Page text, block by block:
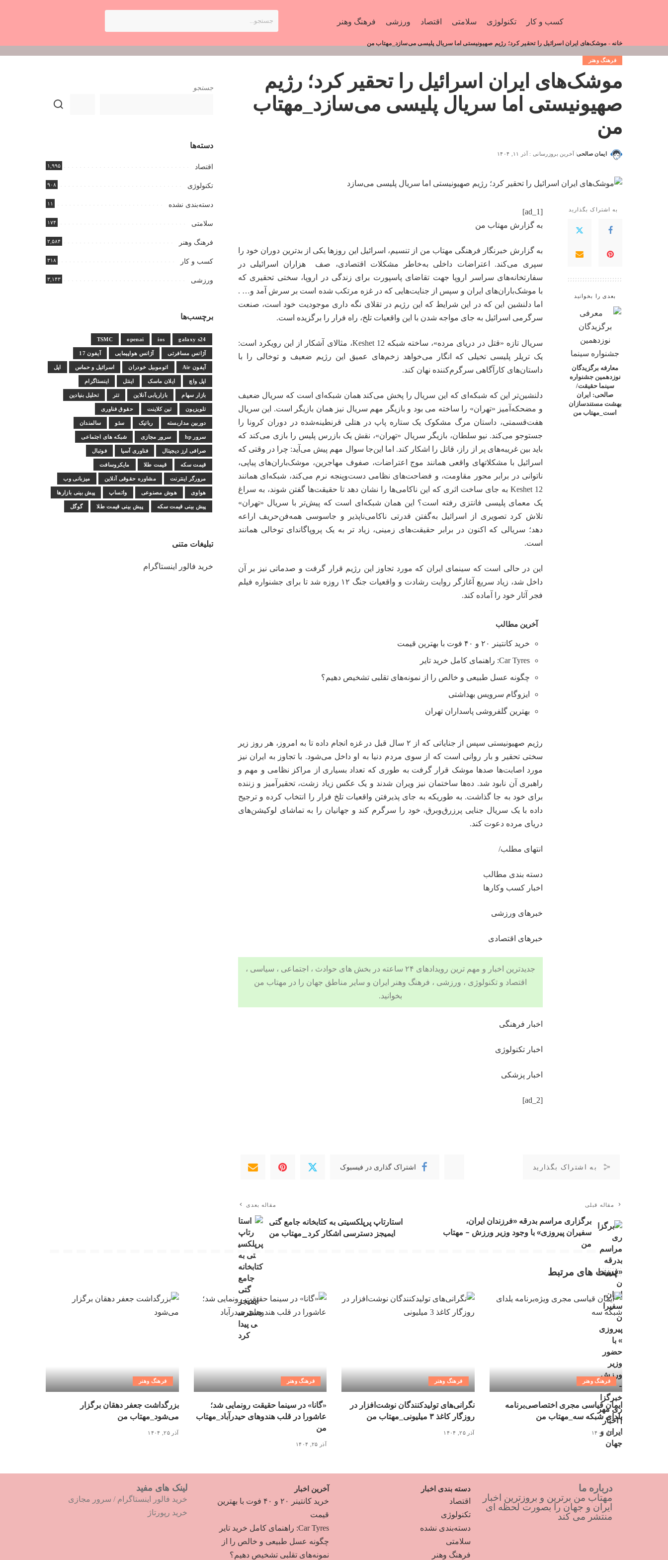
کسب و کار تکنولوژی سلامتی اقتصاد ورزشی فرهنگ وهنر
خانه - موشک‌های ایران اسرائیل را تحقیر کرد؛ رژیم صهیونیستی اما سریال پلیسی می‌سازد_مهتاب من
فرهنگ وهنر
موشک‌های ایران اسرائیل را تحقیر کرد؛ رژیم
صهیونیستی اما سریال پلیسی می‌سازد_مهتاب
من
ایمان صالحی آخرین بروزرسانی : آذر ۱۱, ۱۴۰۴
به اشتراک بگذارید
بعدی را بخوانید
معارفه برگزیدگان
نوزدهمین جشنواره
سینما حقیقت/
صالحی: ایران
بهشت مستندسازان
است_مهتاب من
[ad_1]
به گزارش مهتاب من
به گزارش خبرنگار فرهنگی مهتاب من از تنسیم، اسرائیل این روزها یکی از بدترین دوران خود را
سپری می‌کند. اعتراضات داخلی به‌خاطر مشکلات اقتصادی، صف هزاران اسرائیلی در
سفارتخانه‌های سراسر اروپا جهت تقاضای پاسپورت برای زندگی در اروپا، سختی تحقیری که
با موشک‌باران‌های ایران و سپس از جنایت‌هایی که در غزه مرتکب شده است بر سرش آمد و… .
اما دلنشین این که در این شرایط که این رژیم در تقلای نگه داری موجودیت خود است، صنعت
سرگرمی اسرائیل به جای مواجه شدن با این واقعیات تلخ، راه فرار را برگزیده است.
سریال تازه «قتل در دریای مرده»، ساخته شبکه Keshet 12، مثالای آشکار از این رویکرد است:
یک تریلر پلیسی تخیلی که انگار می‌خواهد زخم‌های عمیق این رژیم ضعیف و توخالی را با
داستان‌های کارآگاهی سرگرم‌کننده نهان کند.
دلنشین‌تر این که شبکه‌ای که این سریال را پخش می‌کند همان شبکه‌ای است که سریال ضعیف
و مضحکه‌آمیز «تهران» را ساخته می بود و بازیگر مهم سریال نیز همان بازیگر است. این سریال
هفت‌قسمتی، داستان مرگ مشکوک یک ستاره پاپ در هتلی قرنطینه‌شده در دوران کرونا را
جستوجو می‌کند. نیو سلطان، بازیگر سریال «تهران»، نقش یک بازرس پلیس را بازی می‌کند که
باید بین غریبه‌های پر از راز، قاتل را اشکار کند. اما این‌جا سوال مهم پیش می‌آید: چرا در وقتی که
اسرائیل با مشکلاتهای واقعی همانند موج اعتراضات، صفوف مهاجرین، موشک‌باران‌های پیاپی،
ناتوانی در برابر محور مقاومت، و فضاحت‌های نظامی دست‌وپنجه نرم می‌کند، شبکه‌ای همانند
Keshet 12 به جای ساخت اثری که این ناکامی‌ها را نشان دهد تا حقیقت‌ها گفتن شوند، به سراغ
یک معمای پلیسی فانتزی رفته است؟ این همان شبکه‌ای است که پیش‌تر با سریال «تهران»
تلاش کرد تصویری از اسرائیل به‌گفتن قدرتی ناکامی‌ناپذیر و جاسوسی همه‌فن‌حریف اراعه
دهد؛ سریالی که اکنون در برابر حقیقت‌های زمینی، زیاد تر به یک پروپاگاندای توخالی همانند
است.
این در حالی است که سینمای ایران که مورد تجاوز این رژیم قرار گرفت و صدماتی نیز بر آن
داخل شد، زیاد سریع آغازگر روایت رشادت و واقعیات جنگ ۱۲ روزه شد تا برای جشنواره فیلم
فجر آثار خود را آماده کند.
آخرین مطالب
خرید کانتینر ۲۰ و ۴۰ فوت با بهترین قیمت
Car Tyres: راهنمای کامل خرید تایر
چگونه عسل طبیعی و خالص را از نمونه‌های تقلبی تشخیص دهیم؟
ایزوگام سرویس بهداشتی
بهترین گلفروشی پاسداران تهران
رژیم صهیونیستی سپس از جنایاتی که از ۲ سال قبل در غزه انجام داده تا به امروز، هر روز زیر
سختی تحقیر و بار روانی است که از سوی مردم دنیا به او داخل می‌شود. با تجاوز به ایران نیز
مورد اصابت‌ها صدها موشک قرار گرفت به طوری که تعداد بسیاری از مراکز نظامی و مهم و
راهبری آن نابود شد. ده‌ها ساختمان نیز ویران شدند و یک عکس زیاد زشت، تحقیرآمیز و زننده
برای خود به جا گذاشت. به طوریکه به جای پذیرفتن واقعیات تلخ فرار را انتخاب کرده و ترجیح
داده با یک سریال جنایی پرزرق‌وبرق، خود را سرگرم کند و جهانیان را به تماشای لوکیشن‌های
دریای مرده دعوت کند.
انتهای مطلب/
دسته بندی مطالب
اخبار کسب وکارها
خبرهای ورزشی
خبرهای اقتصادی
جدیدترین اخبار و مهم ترین رویدادهای ۲۴ ساعته در بخش های حوادث ، اجتماعی ، سیاسی ،
اقتصاد وتکنولوژی ، ورزشی ، فرهنگ وهنر
ایران و سایر مناطق جهان را در مهتاب من
بخوانید.
اخبار فرهنگی
اخبار تکنولوژی
اخبار پزشکی
[ad_2]
به اشتراک بگذارید اشتراک گذاری در فیسبوک
مقاله قبلی
برگزاری مراسم بدرقه «فرزندان ایران،
سفیران پیروزی» با وجود وزیر ورزش – مهتاب
من
مقاله بعدی
استارتاپ پرپلکسیتی به کتابخانه جامع گتی
ایمیجز دسترسی اشکار کرد_مهتاب من
جستجو
دسته‌ها
اقتصاد ۱,۹۹۵
تکنولوژی ۹۰۸
دسته‌بندی نشده ۱۱
سلامتی ۱۷۴
فرهنگ وهنر ۲,۵۸۴
کسب و کار ۳۱۸
ورزشی ۳,۱۴۳
برچسب‌ها
galaxy s24
ios
openai
TSMC
آژانس مسافرتی آژانس هواپیمایی آیفون 17
آیفون Air اتوموبیل خودران اسرائیل و حماس اپل
اپل واچ ایلان ماسک اینتل اینستاگرام
بازار سهام بازاریابی آنلاین تتر تحلیل بنیادین
تلویزیون تین کلاینت حقوق فناوری
دوربین مداربسته رباتیک سئو سالمندان
سرور hp سرور مجازی شبکه های اجتماعی
صرافی ارز دیجیتال فناوری آسیا فوتبال
قیمت سکه قیمت طلا مایکروسافت
مرورگر اینترنت مشاوره حقوقی آنلاین میزبانی وب
هواوی هوش مصنوعی واتساپ پیش بینی بازارها
پیش بینی قیمت سکه پیش بینی قیمت طلا گوگل
تبلیغات متنی
خرید فالور اینستاگرام
پست های مرتبط
فرهنگ وهنر
ایمان قیاسی مجری اختصاصی‌برنامه
یلدای شبکه سه_مهتاب من
آذر ۲۵, ۱۴۰۴
فرهنگ وهنر
نگرانی‌های تولیدکنندگان نوشت‌افزار در
روزگار کاغذ ۳ میلیونی_مهتاب من
آذر ۲۵, ۱۴۰۴
فرهنگ وهنر
«گانا» در سینما حقیقت رونمایی شد؛
عاشورا در قلب هندوهای حیدرآباد_مهتاب
من
آذر ۲۵, ۱۴۰۴
فرهنگ وهنر
بزرگداشت جعفر دهقان برگزار
می‌شود_مهتاب من
آذر ۲۵, ۱۴۰۴
درباره ما
مهتاب من برترین و بروزترین اخبار
ایران و جهان را بصورت لحظه ای
منتشر می کند
دسته بندی اخبار
اقتصاد
تکنولوژی
دسته‌بندی نشده
سلامتی
فرهنگ وهنر
آخرین اخبار
خرید کانتینر ۲۰ و ۴۰ فوت با بهترین
قیمت
Car Tyres: راهنمای کامل خرید تایر
چگونه عسل طبیعی و خالص را از
نمونه‌های تقلبی تشخیص دهیم؟
لینک های مفید
خرید فالور اینستاگرام / سرور مجازی
خرید رپورتاژ